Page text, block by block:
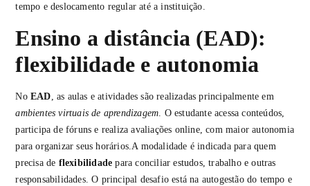
tempo e deslocamento regular até a instituição.
Ensino a distância (EAD):
flexibilidade e autonomia
NoEAD, as aulas e atividades são realizadas principalmente em
ambientes virtuais de aprendizagem. O estudante acessa conteúdos,
participa de fóruns e realiza avaliações online, com maior autonomia
para organizar seus horários.A modalidade é indicada para quem
precisa de flexibilidadepara conciliar estudos, trabalho e outras
responsabilidades. O principal desafio está na autogestão do tempo e